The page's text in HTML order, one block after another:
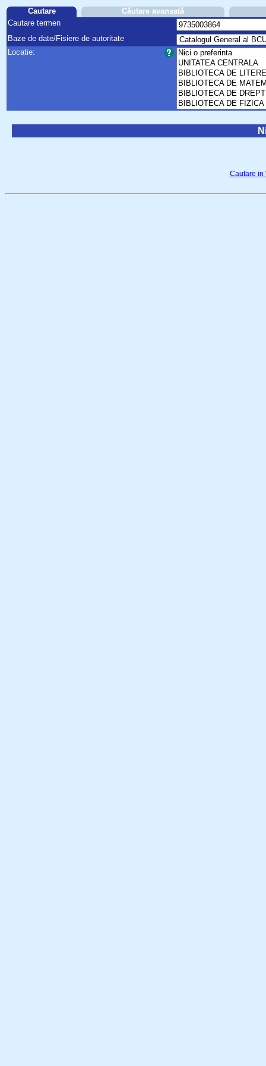
Cautare
Căutare avansată
Cautare termen
Baze de date/Fisiere de autoritate
Locatie:
Cautare in